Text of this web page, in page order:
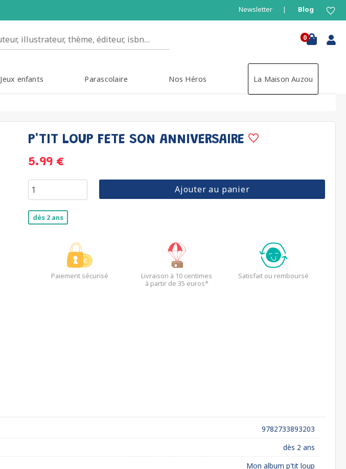
Newsletter Blog
0
Jeux enfants Parascolaire Nos Héros La Maison Auzou
P'TIT LOUP FETE SON ANNIVERSAIRE
5.99 €
Ajouter au panier
dès 2 ans
Paiement sécurisé
Livraison à 10 centimes
à partir de 35 euros*
Satisfait ou remboursé
9782733893203
dès 2 ans
Mon album p'tit loup